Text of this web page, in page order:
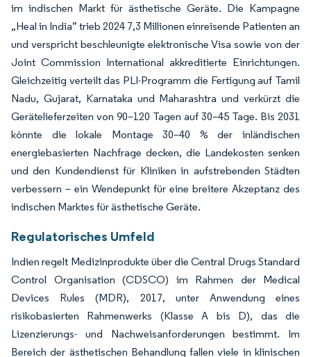
im indischen Markt für ästhetische Geräte. Die Kampagne
„Heal in India” trieb 2024 7,3 Millionen einreisende Patienten an
und verspricht beschleunigte elektronische Visa sowie von der
Joint Commission International akkreditierte Einrichtungen.
Gleichzeitig verteilt das PLI-Programm die Fertigung auf Tamil
Nadu, Gujarat, Karnataka und Maharashtra und verkürzt die
Gerätelieferzeiten von 90–120 Tagen auf 30–45 Tage. Bis 2031
könnte die lokale Montage 30–40 % der inländischen
energiebasierten Nachfrage decken, die Landekosten senken
und den Kundendienst für Kliniken in aufstrebenden Städten
verbessern – ein Wendepunkt für eine breitere Akzeptanz des
indischen Marktes für ästhetische Geräte.
Regulatorisches Umfeld
Indien regelt Medizinprodukte über die Central Drugs Standard
Control Organisation (CDSCO) im Rahmen der Medical
Devices Rules (MDR), 2017, unter Anwendung eines
risikobasierten Rahmenwerks (Klasse A bis D), das die
Lizenzierungs- und Nachweisanforderungen bestimmt. Im
Bereich der ästhetischen Behandlung fallen viele in klinischen